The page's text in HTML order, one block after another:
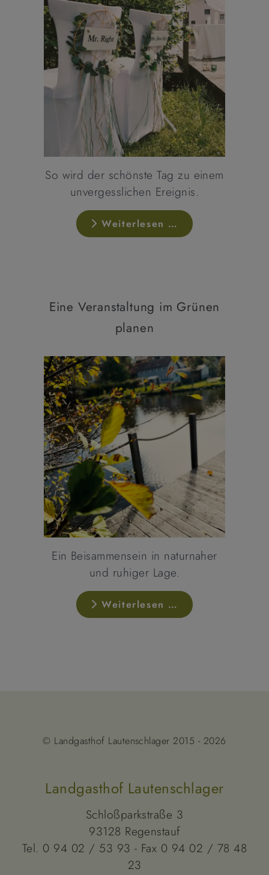
So wird der schönste Tag zu einem
unvergesslichen Ereignis.
Weiterlesen …
Eine Veranstaltung im Grünen
planen
Ein Beisammensein in naturnaher
und ruhiger Lage.
Weiterlesen …
© Landgasthof Lautenschlager 2015 - 2026
Landgasthof Lautenschlager
Schloßparkstraße 3
93128 Regenstauf
Tel. 0 94 02 / 53 93 - Fax 0 94 02 / 78 48
23